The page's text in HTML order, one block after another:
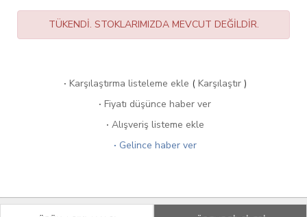
TÜKENDİ. STOKLARIMIZDA MEVCUT DEĞİLDİR.
· Karşılaştırma listeleme ekle ( Karşılaştır)
· Fiyatı düşünce haber ver
· Alışveriş listeme ekle
· Gelince haber ver